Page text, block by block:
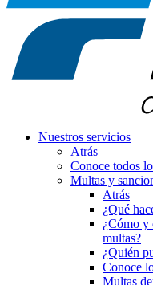
Nuestros servicios
Atrás
Conoce todos
Multas y
Atrás
¿Qué
¿Cómo y
multas?
¿Quién
Conoce
Multas